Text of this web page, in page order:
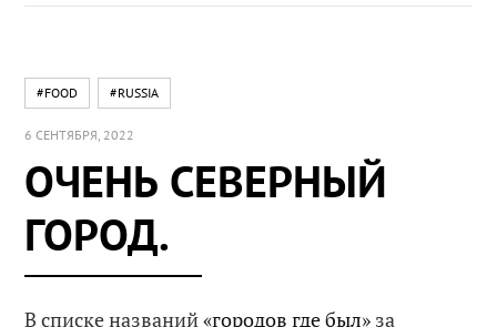
#FOOD #RUSSIA
6 СЕНТЯБРЯ, 2022
ОЧЕНЬ СЕВЕРНЫЙ
ГОРОД.
В списке названий«городов где был» за